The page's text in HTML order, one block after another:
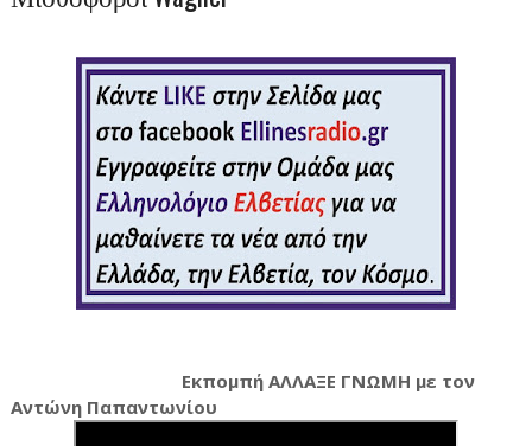
Εκπομπή ΑΛΛΑΞΕ ΓΝΩΜΗ με τον
Αντώνη Παπαντωνίου